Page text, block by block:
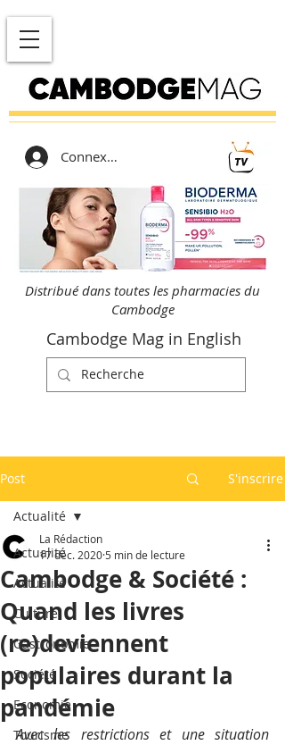
Connexion
Distribué dans toutes les pharmacies du
Cambodge
Cambodge Mag in English
Post S'inscrire
Actualité
Actualité
Culture
Gastronomie
Société
Economie
Tourisme
Actualité
Cambodge & Société :
Quand les livres
(re)deviennent
populaires durant la
pandémie
La Rédaction
17 déc. 2020 5 min de lecture
Avec les restrictions et une situation